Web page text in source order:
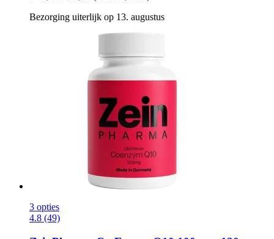
Bezorging uiterlijk op 13. augustus
3 opties
4.8 (49)